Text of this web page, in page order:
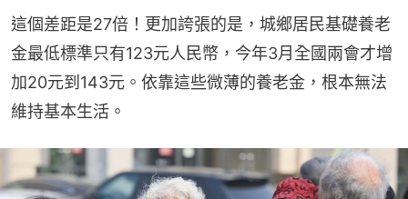
這個差距是27倍！更加誇張的是，城鄉居民基礎養老
金最低標準只有123元人民幣，今年3月全國兩會才增
加20元到143元。依靠這些微薄的養老金，根本無法
維持基本生活。